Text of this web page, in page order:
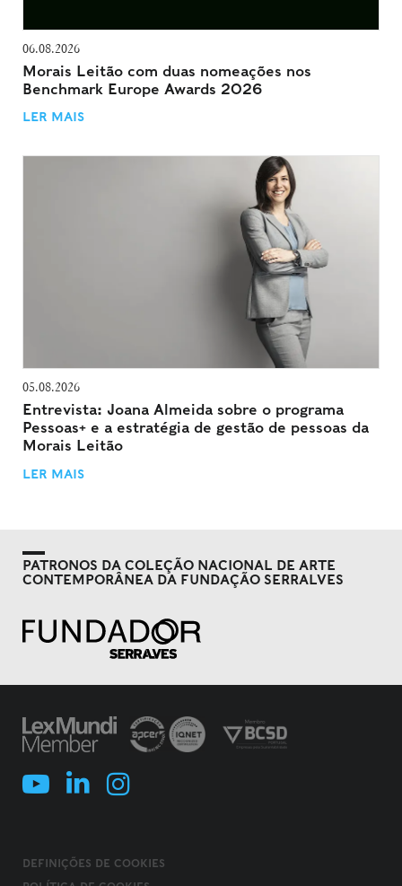
06.08.2026
Morais Leitão com duas nomeações nos
Benchmark Europe Awards 2026
LER MAIS
05.08.2026
Entrevista: Joana Almeida sobre o programa
Pessoas+ e a estratégia de gestão de pessoas da
Morais Leitão
LER MAIS
PATRONOS DA COLEÇÃO NACIONAL DE ARTE
CONTEMPORÂNEA DA FUNDAÇÃO SERRALVES
DEFINIÇÕES DE COOKIES